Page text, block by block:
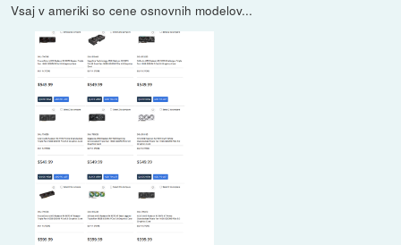
Vsaj v ameriki so cene osnovnih modelov...